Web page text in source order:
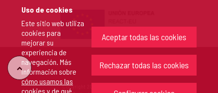
Uso de cookies
Este sitio web utiliza
cookies para
mejorar su
experiencia de
navegación. Más
información sobre
cómo usamos las
cookies y de qué
Aceptar todas las cookies
Rechazar todas las cookies
en
nueva.
una
ventana
nueva.
una
ventana
nueva.
una
ventana
nueva.
"Volver
arriba"
Copyright 2026 - Junta de Castilla y León